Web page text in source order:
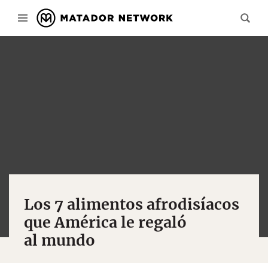
Los 7 alimentos afrodisíacos
que América le regaló
al mundo